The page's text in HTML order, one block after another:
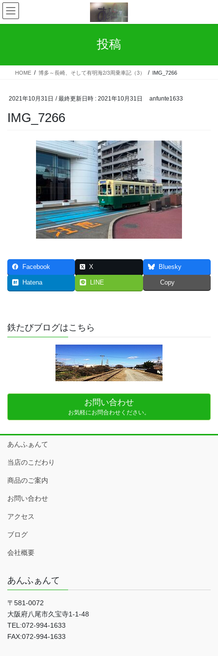
コ
ン
テ
ス
ナ
ビ
ゲ
ン
投稿
HOME 博多～長崎、そして有明海2/3周乗車記（3） IMG_7266
2021年10月31日 / 最終更新日時 : 2021年10月31日 anfunte1633
IMG_7266
Facebook X Bluesky
Hatena LINE Copy
鉄たびブログはこちら
お問い合わせ
お気軽にお問合わせください。
あんふぁんて
当店のこだわり
商品のご案内
お問い合わせ
アクセス
ブログ
会社概要
あんふぁんて
〒581-0072
大阪府八尾市久宝寺1-1-48
TEL:072-994-1633
FAX:072-994-1633